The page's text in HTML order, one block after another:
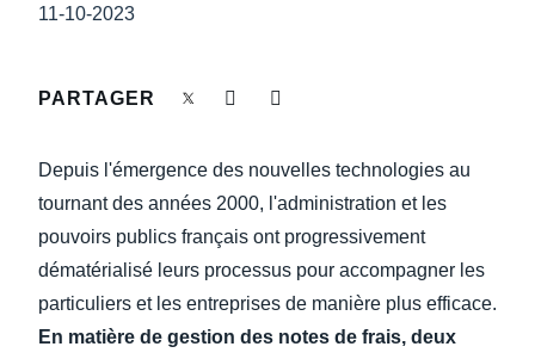
Finland (English)
España (Español)
Norway (English)
FRAUDE ET CONFORMITÉ
L’EXPÉRIENCE EMPLOYÉ
11-10-2023
PARTAGER
Depuis l'émergence des nouvelles technologies au
tournant des années 2000, l'administration et les
pouvoirs publics français ont progressivement
dématérialisé leurs processus pour accompagner les
particuliers et les entreprises de manière plus efficace.
En matière de gestion des notes de frais, deux